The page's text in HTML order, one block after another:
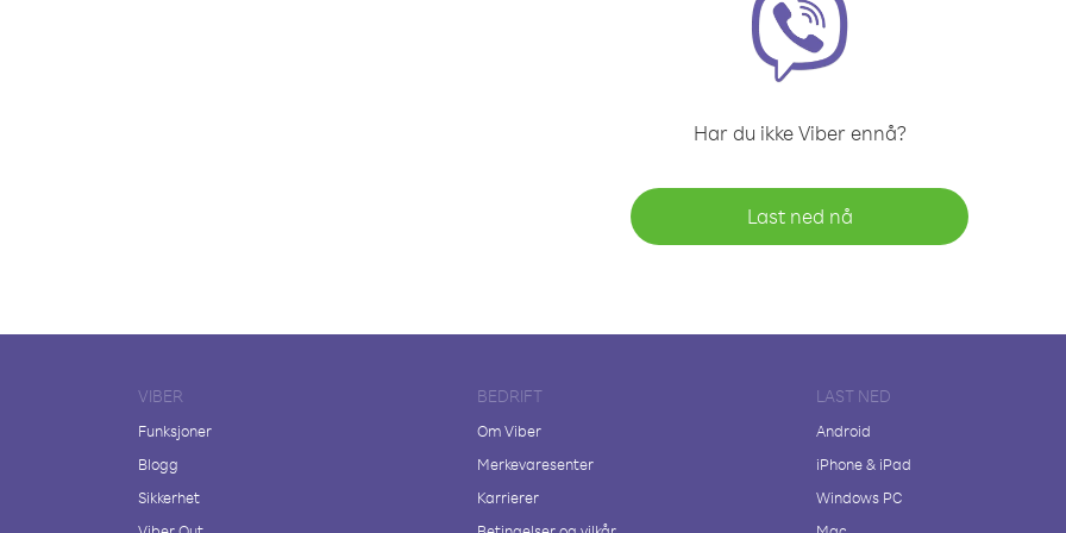
Har du ikke Viber ennå?
Last ned nå
VIBER
Funksjoner
Blogg
Sikkerhet
BEDRIFT
Om Viber
Merkevaresenter
Karrierer
LAST NED
Android
iPhone & iPad
Windows PC